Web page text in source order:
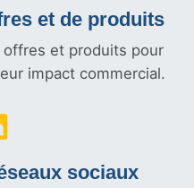
et de produits
offres et produits pour
impact commercial.
sociaux